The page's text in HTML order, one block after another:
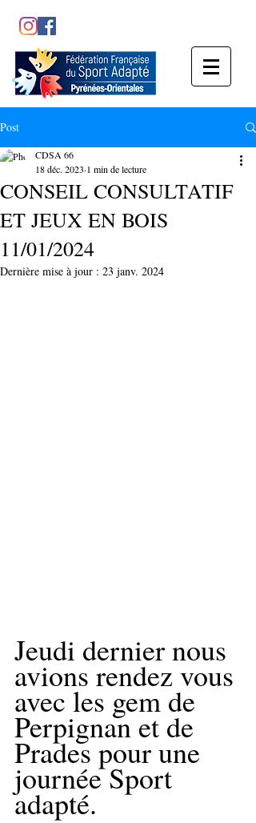
Post
CONSEIL CONSULTATIF
ET JEUX EN BOIS
11/01/2024
CDSA 66
18 déc. 2023 1 min de lecture
Dernière mise à jour : 23 janv. 2024
Jeudi dernier nous
avions rendez vous
avec les gem de
Perpignan et de
Prades pour une
journée Sport
adapté.